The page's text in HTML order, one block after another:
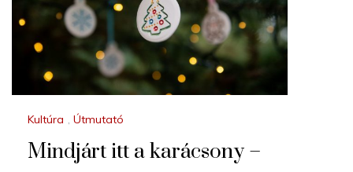
Kultúra , Útmutató
Mindjárt itt a karácsony –